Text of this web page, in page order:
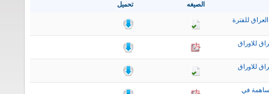
تحميل الصيغه
للفترة
للاوراق
للاوراق
في